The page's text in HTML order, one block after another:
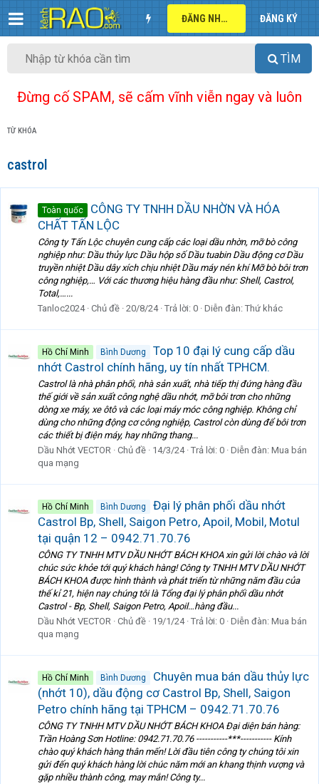
ĐĂNG NHẬP ĐĂNG KÝ
TÌM
Đừng cố SPAM, sẽ cấm vĩnh viễn ngay và luôn
TỪ KHÓA
castrol
Toàn quốc
CÔNG TY TNHH DẦU NHỜN VÀ HÓA
CHẤT TẤN LỘC
Công ty Tấn Lộc chuyên cung cấp các loại dầu nhờn, mỡ bò công
nghiệp như: Dầu thủy lực Dầu hộp số Dầu tuabin Dầu động cơ Dầu
truyền nhiệt Dầu dây xích chịu nhiệt Dầu máy nén khí Mỡ bò bôi trơn
công nghiệp,… Với các thương hiệu hàng đầu như: Shell, Castrol,
Total,…...
Tanloc2024 Chủ đề 20/8/24 Trả lời: 0 Diễn đàn: Thứ khác
Hồ Chí Minh Bình Dương
Top 10 đại lý cung cấp dầu
nhớt Castrol chính hãng, uy tín nhất TPHCM.
Castrol là nhà phân phối, nhà sản xuất, nhà tiếp thị đứng hàng đầu
thế giới về sản xuất công nghệ dầu nhớt, mỡ bôi trơn cho những
dòng xe máy, xe ôtô và các loại máy móc công nghiệp. Không chỉ
dùng cho những động cơ công nghiệp, Castrol còn dùng để bôi trơn
các thiết bị điện máy, hay những thang...
Dầu Nhớt VECTOR Chủ đề 14/3/24 Trả lời: 0 Diễn đàn: Mua bán
qua mạng
Hồ Chí Minh Bình Dương
Đại lý phân phối dầu nhớt
Castrol Bp, Shell, Saigon Petro, Apoil, Mobil, Motul
tại quận 12 – 0942.71.70.76
CÔNG TY TNHH MTV DẦU NHỚT BÁCH KHOA xin gửi lời chào và lời
chúc sức khỏe tới quý khách hàng! Công ty TNHH MTV DẦU NHỚT
BÁCH KHOA được hình thành và phát triển từ những năm đầu của
thế kỉ 21, hiện nay chúng tôi là Tổng đại lý phân phối dầu nhớt
Castrol - Bp, Shell, Saigon Petro, Apoil…hàng đầu...
Dầu Nhớt VECTOR Chủ đề 19/1/24 Trả lời: 0 Diễn đàn: Mua bán
qua mạng
Hồ Chí Minh Bình Dương
Chuyên mua bán dầu thủy lực
(nhớt 10), dầu động cơ Castrol Bp, Shell, Saigon
Petro chính hãng tại TPHCM – 0942.71.70.76
CÔNG TY TNHH MTV DẦU NHỚT BÁCH KHOA Đại diện bán hàng:
Trần Hoàng Sơn Hotline: 0942.71.70.76 -----------***----------- Kính
chào quý khách hàng thân mến! Lời đầu tiên công ty chúng tôi xin
gửi đến quý khách hàng lời chúc năm mới an khang thịnh vượng và
gặp nhiều thành công, may mắn! Công ty...